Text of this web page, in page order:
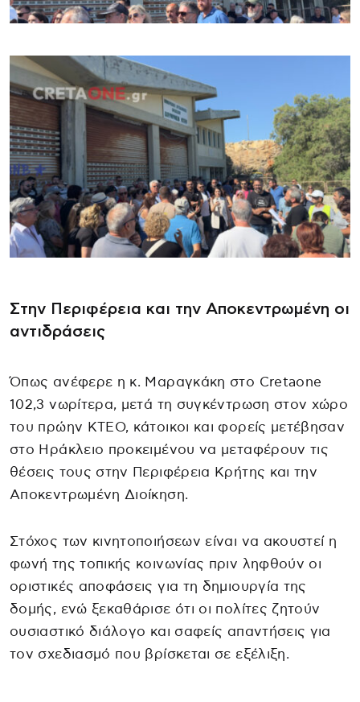
Στην Περιφέρεια και την Αποκεντρωμένη οι
αντιδράσεις
Όπως ανέφερε η κ. Μαραγκάκη στο Cretaone
102,3 νωρίτερα, μετά τη συγκέντρωση στον χώρο
του πρώην ΚΤΕΟ, κάτοικοι και φορείς μετέβησαν
στο Ηράκλειο προκειμένου να μεταφέρουν τις
θέσεις τους στην Περιφέρεια Κρήτης και την
Αποκεντρωμένη Διοίκηση.
Στόχος των κινητοποιήσεων είναι να ακουστεί η
φωνή της τοπικής κοινωνίας πριν ληφθούν οι
οριστικές αποφάσεις για τη δημιουργία της
δομής, ενώ ξεκαθάρισε ότι οι πολίτες ζητούν
ουσιαστικό διάλογο και σαφείς απαντήσεις για
τον σχεδιασμό που βρίσκεται σε εξέλιξη.